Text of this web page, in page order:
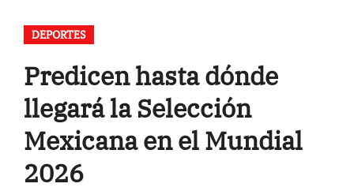
DEPORTES
Predicen hasta dónde
llegará la Selección
Mexicana en el Mundial
2026